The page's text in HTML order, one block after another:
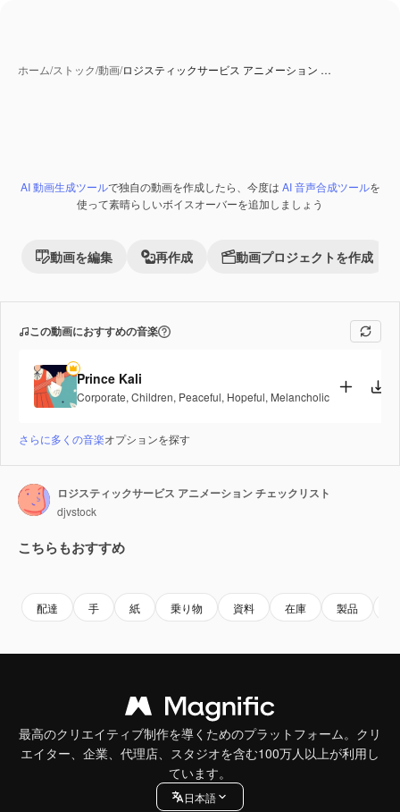
ホーム/ストック/動画/ロジスティックサービス アニメーション …
Premium
AI 動画生成ツールで独自の動画を作成したら、今度は AI 音声合成ツールを
使って素晴らしいボイスオーバーを追加しましょう
動画を編集 再作成 動画プロジェクトを作成
この動画におすすめの音楽
Prince Kali
Corporate, Children, Peaceful, Hopeful, Melancholic
さらに多くの音楽オプションを探す
ロジスティックサービス アニメーション チェックリスト
djvstock
こちらもおすすめ
配達 手 紙 乗り物 資料 在庫 製品
最高のクリエイティブ制作を導くためのプラットフォーム。クリ
エイター、企業、代理店、スタジオを含む100万人以上が利用し
ています。
日本語